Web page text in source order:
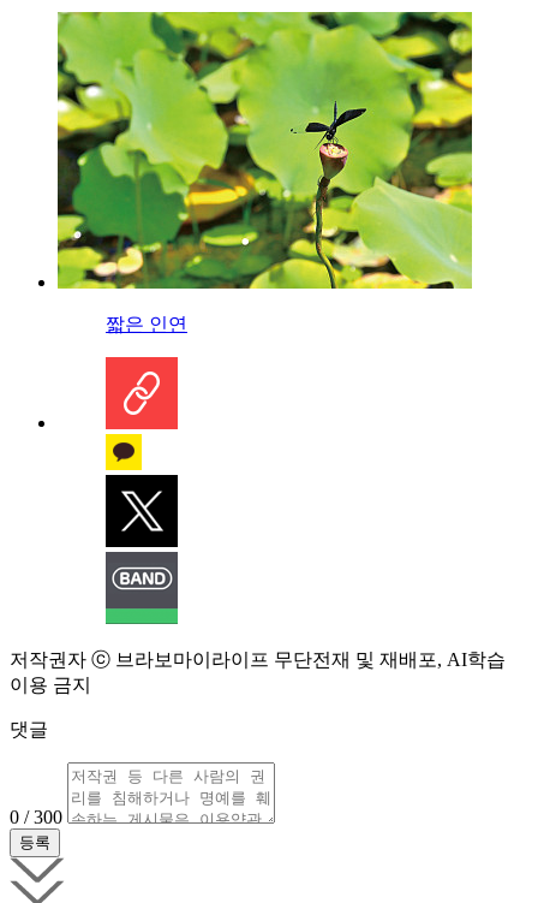
짧은 인연
저작권자 ⓒ 브라보마이라이프 무단전재 및 재배포, AI학습
이용 금지
댓글
0 / 300